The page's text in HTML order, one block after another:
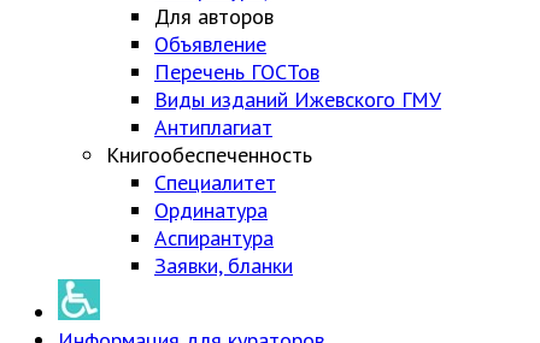
Для авторов
Объявление
Перечень ГОСТов
Виды изданий Ижевского ГМУ
Антиплагиат
Книгообеспеченность
Специалитет
Ординатура
Аспирантура
Заявки, бланки